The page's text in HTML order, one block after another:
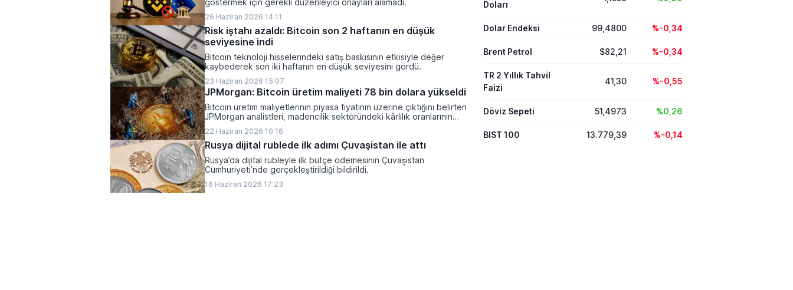
göstermek için gerekli düzenleyici onayları alamadı.
26 Haziran 2026 14:11
Risk iştahı azaldı: Bitcoin son 2 haftanın en düşük
seviyesine indi
Bitcoin teknoloji hisselerindeki satış baskısının etkisiyle değer
kaybederek son iki haftanın en düşük seviyesini gördü.
23 Haziran 2026 15:07
JPMorgan: Bitcoin üretim maliyeti 78 bin dolara yükseldi
Bitcoin üretim maliyetlerinin piyasa fiyatının üzerine çıktığını belirten
JPMorgan analistleri, madencilik sektöründeki kârlılık oranlarının
22 Haziran 2026 10:16
Rusya dijital rublede ilk adımı Çuvaşistan ile attı
Rusya’da dijital rubleyle ilk bütçe ödemesinin Çuvaşistan
Cumhuriyeti’nde gerçekleştirildiği bildirildi.
16 Haziran 2026 17:23
Doları
Dolar Endeksi 99,4800 %-0,34
Brent Petrol $82,21 %-0,34
TR 2 Yıllık Tahvil
Faizi
41,30 %-0,55
Döviz Sepeti 51,4973 %0,26
BIST 100 13.779,39 %-0,14